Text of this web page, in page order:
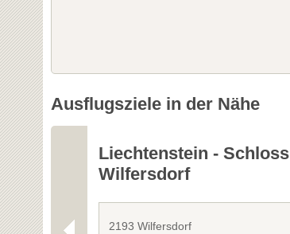
Ausflugsziele in der Nähe
Liechtenstein - Schloss
Wilfersdorf
2193 Wilfersdorf